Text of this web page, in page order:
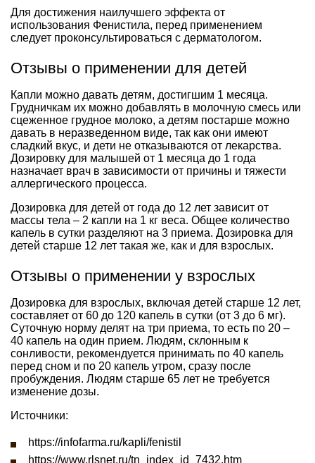
Для достижения наилучшего эффекта от
использования Фенистила, перед применением
следует проконсультироваться с дерматологом.
Отзывы о применении для детей
Капли можно давать детям, достигшим 1 месяца.
Грудничкам их можно добавлять в молочную смесь или
сцеженное грудное молоко, а детям постарше можно
давать в неразведенном виде, так как они имеют
сладкий вкус, и дети не отказываются от лекарства.
Дозировку для малышей от 1 месяца до 1 года
назначает врач в зависимости от причины и тяжести
аллергического процесса.
Дозировка для детей от года до 12 лет зависит от
массы тела – 2 капли на 1 кг веса. Общее количество
капель в сутки разделяют на 3 приема. Дозировка для
детей старше 12 лет такая же, как и для взрослых.
Отзывы о применении у взрослых
Дозировка для взрослых, включая детей старше 12 лет,
составляет от 60 до 120 капель в сутки (от 3 до 6 мг).
Суточную норму делят на три приема, то есть по 20 –
40 капель на один прием. Людям, склонным к
сонливости, рекомендуется принимать по 40 капель
перед сном и по 20 капель утром, сразу после
пробуждения. Людям старше 65 лет не требуется
изменение дозы.
Источники:
https://infofarma.ru/kapli/fenistil
https://www.rlsnet.ru/tn_index_id_7432.htm